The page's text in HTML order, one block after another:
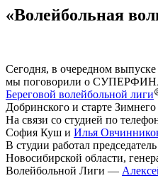
«Волейбольная
Сегодня, в очередном
мы поговорили о
Береговой волейбольной лиги
Добринского и старте
На связи со студией по
София Куш и Илья
В студии работал
Новосибирской области,
Волейбольной Лиги —